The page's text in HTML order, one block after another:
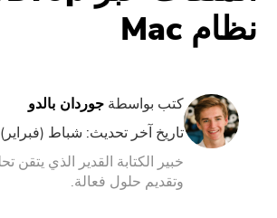
PowerUninstall
شاشة مسجل
ضاغط قوات الدفاع الشعبي
نظام Mac
كتب بواسطة جوردان بالدو
تاريخ آخر تحديث: شباط (فبراير) 3 ، 2023
وتقديم حلول فعالة.